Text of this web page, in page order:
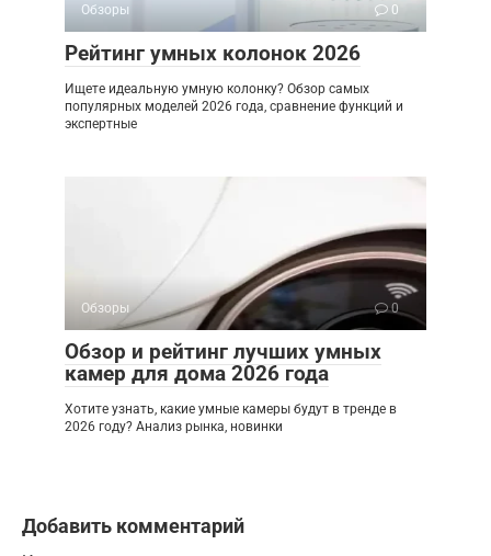
Обзоры 0
Рейтинг умных колонок 2026
Ищете идеальную умную колонку? Обзор самых
популярных моделей 2026 года, сравнение функций и
экспертные
Обзоры 0
Обзор и рейтинг лучших умных
камер для дома 2026 года
Хотите узнать, какие умные камеры будут в тренде в
2026 году? Анализ рынка, новинки
Добавить комментарий